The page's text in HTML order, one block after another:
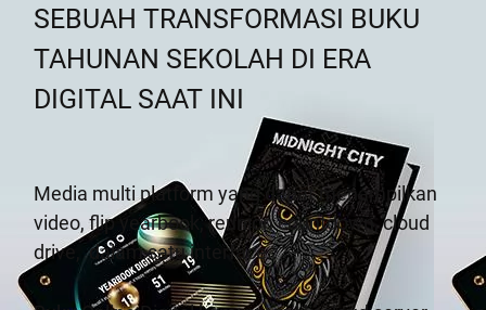
SEBUAH TRANSFORMASI BUKU
TAHUNAN SEKOLAH DI ERA
DIGITAL SAAT INI
Media multi platform yang dapat menampilkan
video, flip yearbook, reunion countdown, cloud
drive,
dalam satu interface.